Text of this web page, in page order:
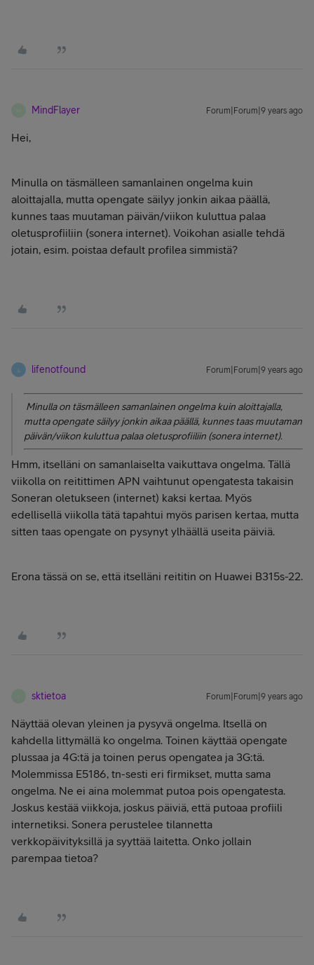
MindFlayer Forum|Forum|9 years ago
Hei,
Minulla on täsmälleen samanlainen ongelma kuin
aloittajalla, mutta opengate säilyy jonkin aikaa päällä,
kunnes taas muutaman päivän/viikon kuluttua palaa
oletusprofiiliin (sonera internet). Voikohan asialle tehdä
jotain, esim. poistaa default profilea simmistä?
lifenotfound Forum|Forum|9 years ago
Minulla on täsmälleen samanlainen ongelma kuin aloittajalla,
mutta opengate säilyy jonkin aikaa päällä, kunnes taas muutaman
päivän/viikon kuluttua palaa oletusprofiiliin (sonera internet).
Hmm, itselläni on samanlaiselta vaikuttava ongelma. Tällä
viikolla on reitittimen APN vaihtunut opengatesta takaisin
Soneran oletukseen (internet) kaksi kertaa. Myös
edellisellä viikolla tätä tapahtui myös parisen kertaa, mutta
sitten taas opengate on pysynyt ylhäällä useita päiviä.
Erona tässä on se, että itselläni reititin on Huawei B315s-22.
sktietoa Forum|Forum|9 years ago
Näyttää olevan yleinen ja pysyvä ongelma. Itsellä on
kahdella littymällä ko ongelma. Toinen käyttää opengate
plussaa ja 4G:tä ja toinen perus opengatea ja 3G:tä.
Molemmissa E5186, tn-sesti eri firmikset, mutta sama
ongelma. Ne ei aina molemmat putoa pois opengatesta.
Joskus kestää viikkoja, joskus päiviä, että putoaa profiili
internetiksi. Sonera perustelee tilannetta
verkkopäivityksillä ja syyttää laitetta. Onko jollain
parempaa tietoa?